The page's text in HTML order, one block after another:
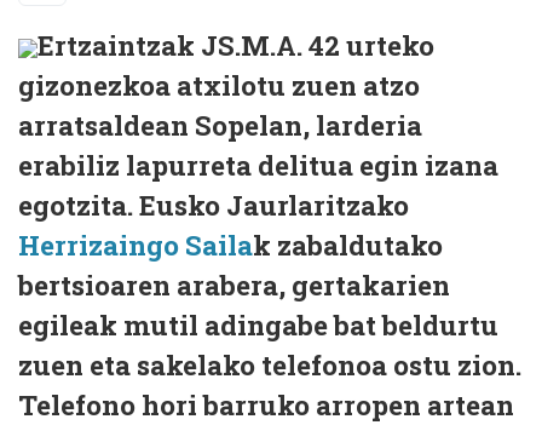
Ertzaintzak JS.M.A. 42 urteko
gizonezkoa atxilotu zuen atzo
arratsaldean Sopelan, larderia
erabiliz lapurreta delitua egin izana
egotzita. Eusko Jaurlaritzako
Herrizaingo Sailak zabaldutako
bertsioaren arabera, gertakarien
egileak mutil adingabe bat beldurtu
zuen eta sakelako telefonoa ostu zion.
Telefono hori barruko arropen artean